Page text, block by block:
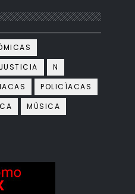
JUSTICIA
N
POLICÌACAS
MÙSICA